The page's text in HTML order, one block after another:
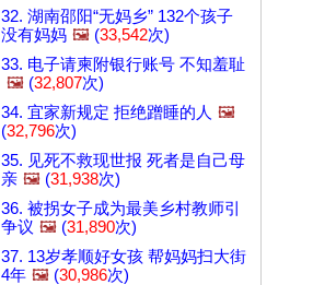
32. 湖南邵阳“无妈乡” 132个孩子
没有妈妈 🖼️ (33,542次)
33. 电子请柬附银行账号 不知羞耻
🖼️ (32,807次)
34. 宜家新规定 拒绝蹭睡的人 🖼️
(32,796次)
35. 见死不救现世报 死者是自己母
亲 🖼️ (31,938次)
36. 被拐女子成为最美乡村教师引
争议 🖼️ (31,890次)
37. 13岁孝顺好女孩 帮妈妈扫大街
4年 🖼️ (30,986次)